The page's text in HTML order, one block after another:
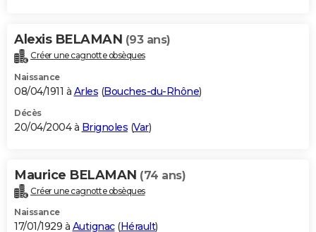
Alexis BELAMAN (93 ans)
Créer une cagnotte obsèques
Naissance
08/04/1911 à Arles (Bouches-du-Rhône)
Décès
20/04/2004 à Brignoles (Var)
Maurice BELAMAN (74 ans)
Créer une cagnotte obsèques
Naissance
17/01/1929 à Autignac(Hérault)